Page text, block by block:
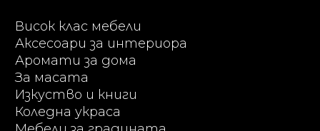
Висок клас мебели
Аксесоари за интериора
Аромати за дома
За масата
Изкуство и книги
Коледна украса